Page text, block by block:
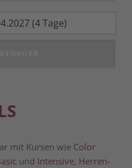
(4 Tage)
mit Kur­sen wie Color
und Inten­si­ve, Her­ren­